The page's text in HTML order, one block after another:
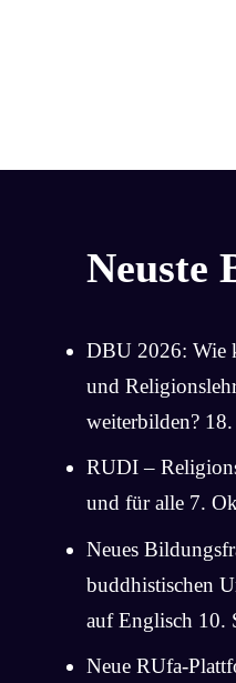
Neuste
DBU 2026: Wie
und
weiterbilden?
RUDI –
und für alle 7.
Neues
buddhistischen
auf Englisch 10.
Neue RUfa-